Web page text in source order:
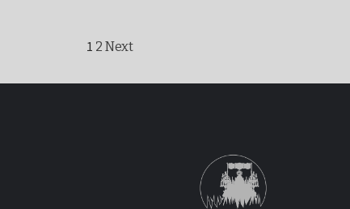
Paginación
de
1 2 Next